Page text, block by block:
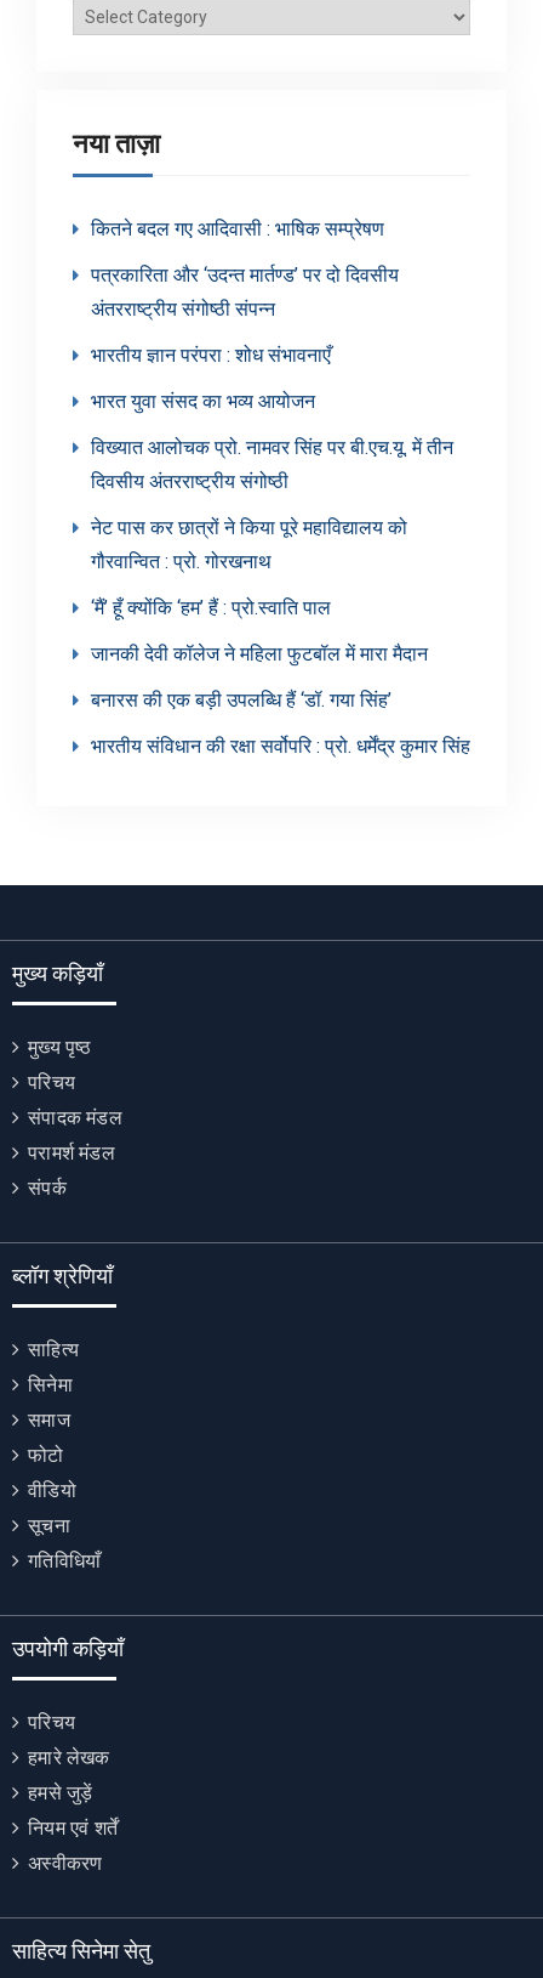
ब्लॉग
नया ताज़ा
कितने बदल गए आदिवासी : भाषिक सम्प्रेषण
पत्रकारिता और ‘उदन्त मार्तण्ड’ पर दो दिवसीय
अंतरराष्ट्रीय संगोष्ठी संपन्न
भारतीय ज्ञान परंपरा : शोध संभावनाएँ
भारत युवा संसद का भव्य आयोजन
विख्यात आलोचक प्रो. नामवर सिंह पर बी.एच.यू. में तीन
दिवसीय अंतरराष्ट्रीय संगोष्ठी
नेट पास कर छात्रों ने किया पूरे महाविद्यालय को
गौरवान्वित : प्रो. गोरखनाथ
‘मैं’ हूँ क्योंकि ‘हम’ हैं : प्रो.स्वाति पाल
जानकी देवी कॉलेज ने महिला फुटबॉल में मारा मैदान
बनारस की एक बड़ी उपलब्धि हैं ‘डॉ. गया सिंह’
भारतीय संविधान की रक्षा सर्वोपरि : प्रो. धर्मेंद्र कुमार सिंह
मुख्य कड़ियाँ
मुख्य पृष्ठ
परिचय
संपादक मंडल
परामर्श मंडल
संपर्क
ब्लॉग श्रेणियाँ
साहित्य
सिनेमा
समाज
फोटो
वीडियो
सूचना
गतिविधियाँ
उपयोगी कड़ियाँ
परिचय
हमारे लेखक
हमसे जुड़ें
नियम एवं शर्तें
अस्वीकरण
साहित्य सिनेमा सेतु